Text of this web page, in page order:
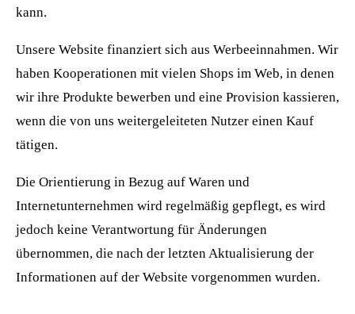
kann.
Unsere Website finanziert sich aus Werbeeinnahmen. Wir
haben Kooperationen mit vielen Shops im Web, in denen
wir ihre Produkte bewerben und eine Provision kassieren,
wenn die von uns weitergeleiteten Nutzer einen Kauf
tätigen.
Die Orientierung in Bezug auf Waren und
Internetunternehmen wird regelmäßig gepflegt, es wird
jedoch keine Verantwortung für Änderungen
übernommen, die nach der letzten Aktualisierung der
Informationen auf der Website vorgenommen wurden.